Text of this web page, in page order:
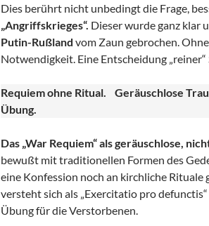
Dies berührt nicht unbedingt die Frage,
„Angriffskrieges“. Dieser wurde ganz klar
Putin-Rußland vom Zaun gebrochen.
Notwendigkeit. Eine Entscheidung
Requiem ohne Ritual. Geräuschlose
Übung.
Das „War Requiem“ als geräuschlose,
bewußt mit traditionellen Formen des
eine Konfession noch an kirchliche Rituale
versteht sich als „Exercitatio pro
Übung für die Verstorbenen.